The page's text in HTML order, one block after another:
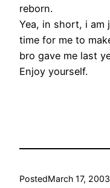
reborn.
Yea, in short, i am
time for me to
bro gave me last
Enjoy yourself.
PostedMarch 17, 2003